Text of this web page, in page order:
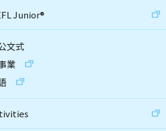
Junior®
文式
業